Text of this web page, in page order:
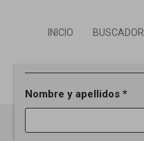
INICIO BUSCADOR
Nombre y apellidos *